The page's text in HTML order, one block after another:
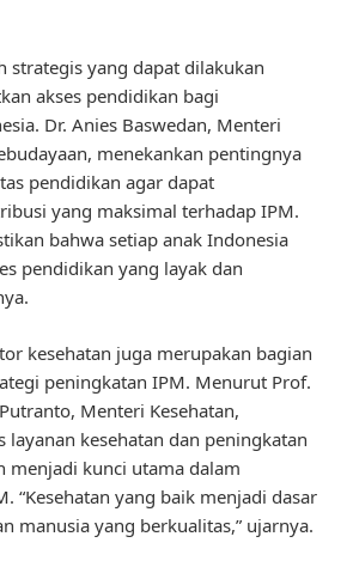
strategis yang dapat dilakukan
akses pendidikan bagi
Dr. Anies Baswedan, Menteri
menekankan pentingnya
pendidikan agar dapat
yang maksimal terhadap IPM.
bahwa setiap anak Indonesia
pendidikan yang layak dan
kesehatan juga merupakan bagian
peningkatan IPM. Menurut Prof.
Menteri Kesehatan,
layanan kesehatan dan peningkatan
menjadi kunci utama dalam
“Kesehatan yang baik menjadi dasar
manusia yang berkualitas,” ujarnya.